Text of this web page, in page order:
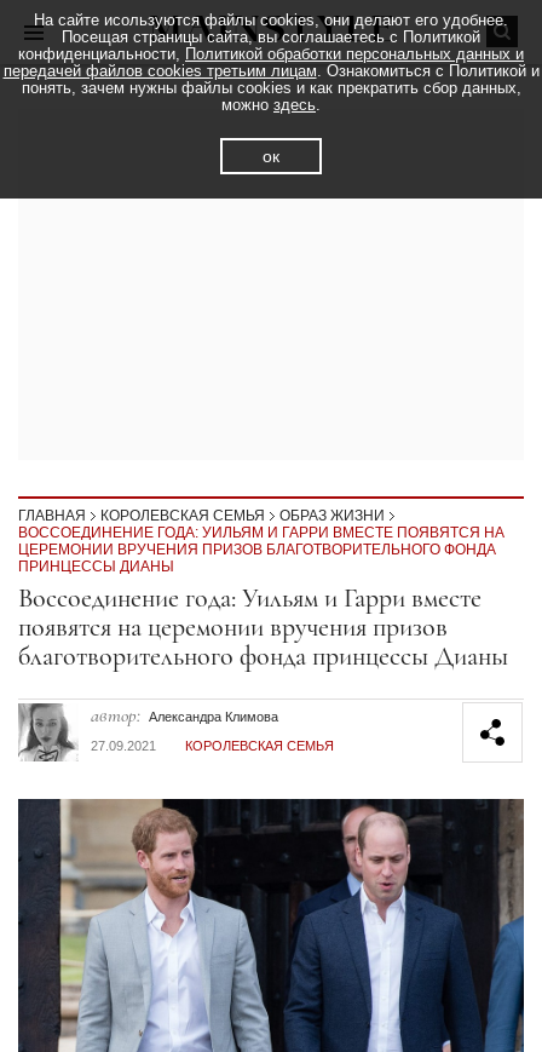
ГЛАВНАЯ КОРОЛЕВСКАЯ СЕМЬЯ
ОБРАЗ ЖИЗНИ
ВОССОЕДИНЕНИЕ ГОДА: УИЛЬЯМ И ГАРРИ ВМЕСТЕ ПОЯВЯТСЯ НА
ЦЕРЕМОНИИ ВРУЧЕНИЯ ПРИЗОВ БЛАГОТВОРИТЕЛЬНОГО ФОНДА
ПРИНЦЕССЫ ДИАНЫ
Секция статей
Воссоединение года: Уильям и Гарри вместе
появятся на церемонии вручения призов
благотворительного фонда принцессы Дианы
автор: Александра Климова
27.09.2021
КОРОЛЕВСКАЯ СЕМЬЯ
На сайте исользуются файлы cookies, они делают его удобнее.
Посещая страницы сайта, вы соглашаетесь с Политикой
конфиденциальности, Политикой обработки персональных данных и
передачей файлов cookies третьим лицам. Ознакомиться с Политикой и
понять, зачем нужны файлы cookies и как прекратить сбор данных,
можно здесь.
ок